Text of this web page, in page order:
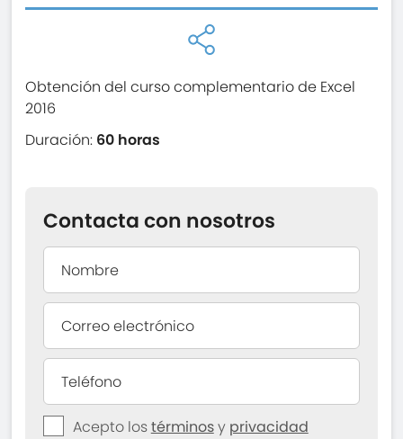
Obtención del curso complementario de Excel
2016
Duración: 60 horas
Contacta con nosotros
Acepto lostérminosy privacidad